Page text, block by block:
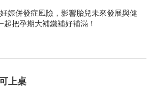
娠併發症風險，影響胎兒未來發展與健
把孕期大補鐵補好補滿！
上桌